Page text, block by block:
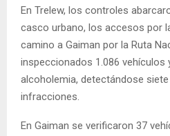
En Trelew, los controles
casco urbano, los accesos por
camino a Gaiman por la Ruta
inspeccionados 1.086 vehículos
alcoholemia, detectándose
infracciones.
En Gaiman se verificaron 37